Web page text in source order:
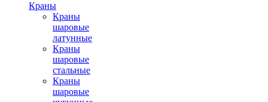
Краны
Краны
шаровые
латунные
Краны
шаровые
стальные
Краны
шаровые